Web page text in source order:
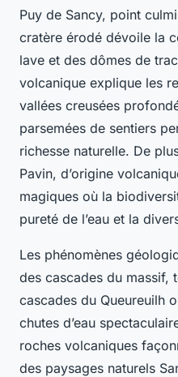
Puy de Sancy, point
cratère érodé dévoile la
lave et des dômes de
volcanique explique les
vallées creusées
parsemées de sentiers
richesse naturelle. De
Pavin, d’origine
magiques où la
pureté de l’eau et la
Les phénomènes
des cascades du massif,
cascades du Queureuilh
chutes d’eau
roches volcaniques
des paysages naturels